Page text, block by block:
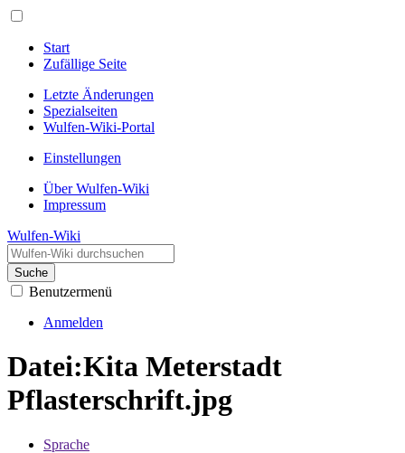
Start
Zufällige Seite
Letzte Änderungen
Spezialseiten
Wulfen-Wiki-Portal
Einstellungen
Über Wulfen-Wiki
Impressum
Wulfen-Wiki
Suche
Benutzermenü
Anmelden
Datei:Kita Meterstadt
Pflasterschrift.jpg
Sprache